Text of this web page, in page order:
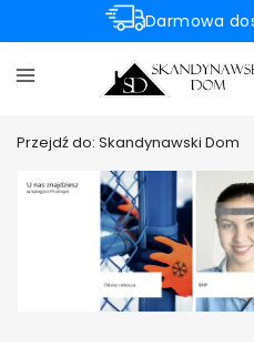
Darmowa
Rabaty -50%
Przejdź do: Skandynawski Dom